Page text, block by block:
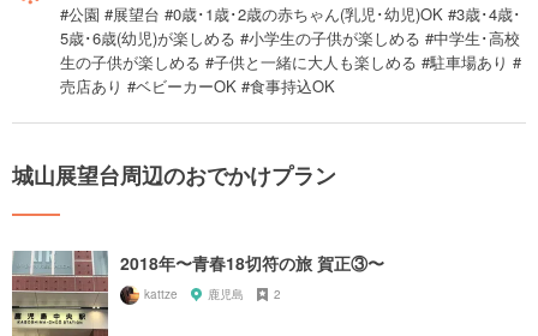
#公園 #展望台 #0歳･1歳･2歳の赤ちゃん(乳児･幼児)OK #3歳･4歳･
5歳･6歳(幼児)が楽しめる #小学生の子供が楽しめる #中学生･高校
生の子供が楽しめる #子供と一緒に大人も楽しめる #駐車場あり #
売店あり #ベビーカーOK #食事持込OK
城山展望台周辺のおでかけプラン
2018年〜青春18切符の旅 賀正③〜
kattze 鹿児島 2